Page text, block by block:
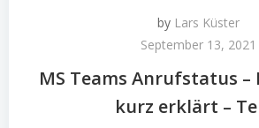
by Lars Küster
September 13, 2021
MS Teams Anrufstatus –
kurz erklärt –